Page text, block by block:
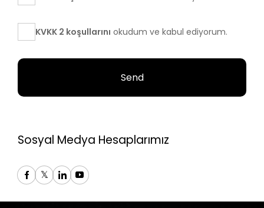
KVKK 2 koşullarını okudum ve kabul ediyorum.
Send
Sosyal Medya Hesaplarımız